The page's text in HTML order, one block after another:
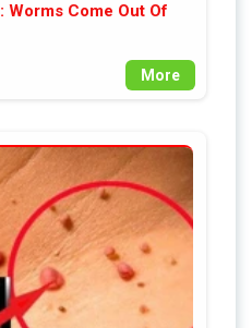
Worms Come Out Of
More